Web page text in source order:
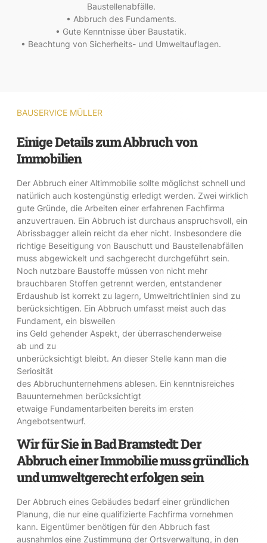
Baustellenabfälle.
• Abbruch des Fundaments.
• Gute Kenntnisse über Baustatik.
• Beachtung von Sicherheits- und Umweltauflagen.
BAUSERVICE MÜLLER
Einige Details zum Abbruch von
Immobilien
Der Abbruch einer Altimmobilie sollte möglichst schnell und
natürlich auch kostengünstig erledigt werden. Zwei wirklich
gute Gründe, die Arbeiten einer erfahrenen Fachfirma
anzuvertrauen. Ein Abbruch ist durchaus anspruchsvoll, ein
Abrissbagger allein reicht da eher nicht. Insbesondere die
richtige Beseitigung von Bauschutt und Baustellenabfällen
muss abgewickelt und sachgerecht durchgeführt sein.
Noch nutzbare Baustoffe müssen von nicht mehr
brauchbaren Stoffen getrennt werden, entstandener
Erdaushub ist korrekt zu lagern, Umweltrichtlinien sind zu
berücksichtigen. Ein Abbruch umfasst meist auch das
Fundament, ein bisweilen
ins Geld gehender Aspekt, der überraschenderweise
ab und zu
unberücksichtigt bleibt. An dieser Stelle kann man die
Seriosität
des Abbruchunternehmens ablesen. Ein kenntnisreiches
Bauunternehmen berücksichtigt
etwaige Fundamentarbeiten bereits im ersten
Angebotsentwurf.
Wir für Sie in Bad Bramstedt: Der
Abbruch einer Immobilie muss gründlich
und umweltgerecht erfolgen sein
Der Abbruch eines Gebäudes bedarf einer gründlichen
Planung, die nur eine qualifizierte Fachfirma vornehmen
kann. Eigentümer benötigen für den Abbruch fast
ausnahmlos eine Zustimmung der Ortsverwaltung, in den